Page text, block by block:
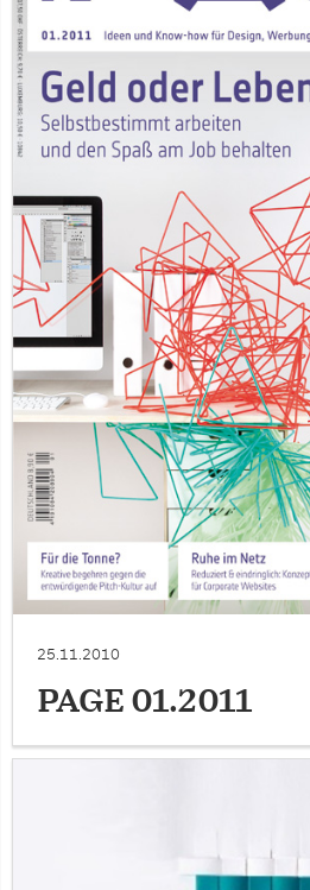
25.11.2010
PAGE 01.2011